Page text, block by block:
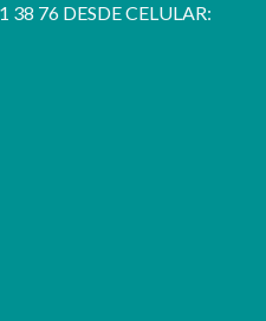
38 76 DESDE CELULAR: